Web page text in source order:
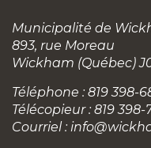
Municipalité de
893, rue Moreau
Wickham (Québec)
Téléphone : 819 398-
Télécopieur : 819 398-
Courriel :